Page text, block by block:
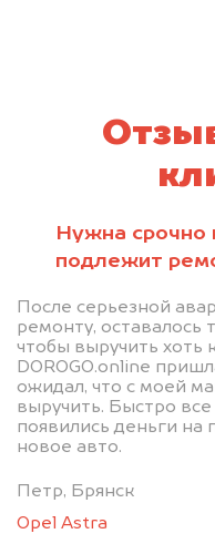
Нужна срочно
подлежит
После серьезной
ремонту, оставалось
чтобы выручить хоть
DOROGO.online
ожидал, что с моей
выручить. Быстро
появились деньги на
новое авто.
Петр, Брянск
Opel Astra